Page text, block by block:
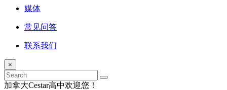
媒体
常见问答
联系我们
×
加拿大Cestar高中欢迎您！